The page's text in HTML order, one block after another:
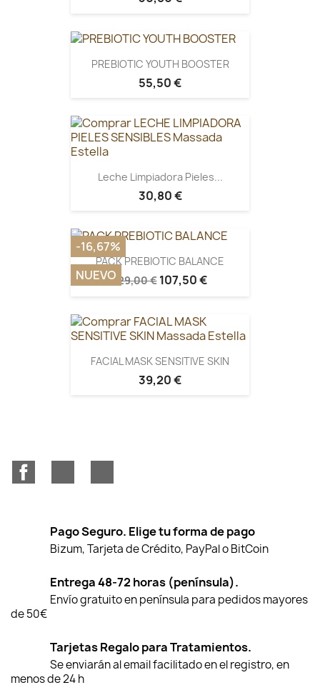
PREBIOTIC YOUTH BOOSTER
55,50 €
Leche Limpiadora Pieles...
30,80 €
PACK PREBIOTIC BALANCE
129,00 € 107,50 €
-16,67%
NUEVO
FACIAL MASK SENSITIVE SKIN
39,20 €
Pago Seguro. Elige tu forma de pago
Bizum, Tarjeta de Crédito, PayPal o BitCoin
Entrega 48-72 horas (península).
Envío gratuito en península para pedidos mayores
de 50€
Tarjetas Regalo para Tratamientos.
Se enviarán al email facilitado en el registro, en
menos de 24 h